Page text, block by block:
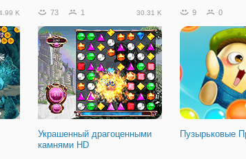
K 73 1 30.31 K
Украшенный драгоценными
камнями HD
9 0
Пузырьковые